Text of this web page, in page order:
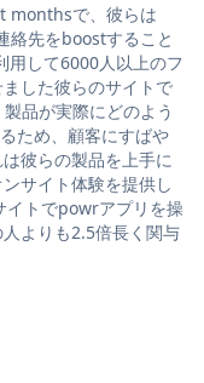
monthsで、彼らは
絡先をboostすること
して6000人以上のフ
した彼らのサイトで
品が実際にどのよう
ため、顧客にすばや
彼らの製品を上手に
サイト体験を提供し
イトでpowrアプリを操
よりも2.5倍長く関与